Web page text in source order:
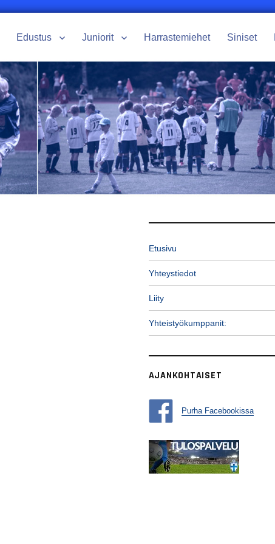
Edustus Juniorit Harrastemiehet Siniset
Etusivu
Yhteystiedot
Liity
Yhteistyökumppanit:
AJANKOHTAISET
Purha Facebookissa